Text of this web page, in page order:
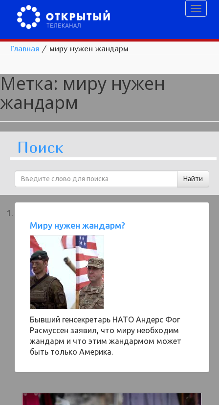
Главная / миру нужен жандарм
Метка: миру нужен
жандарм
Поиск
Миру нужен жандарм?
Бывший генсекретарь НАТО Андерс Фог
Расмуссен заявил, что миру необходим
жандарм и что этим жандармом может
быть только Америка.